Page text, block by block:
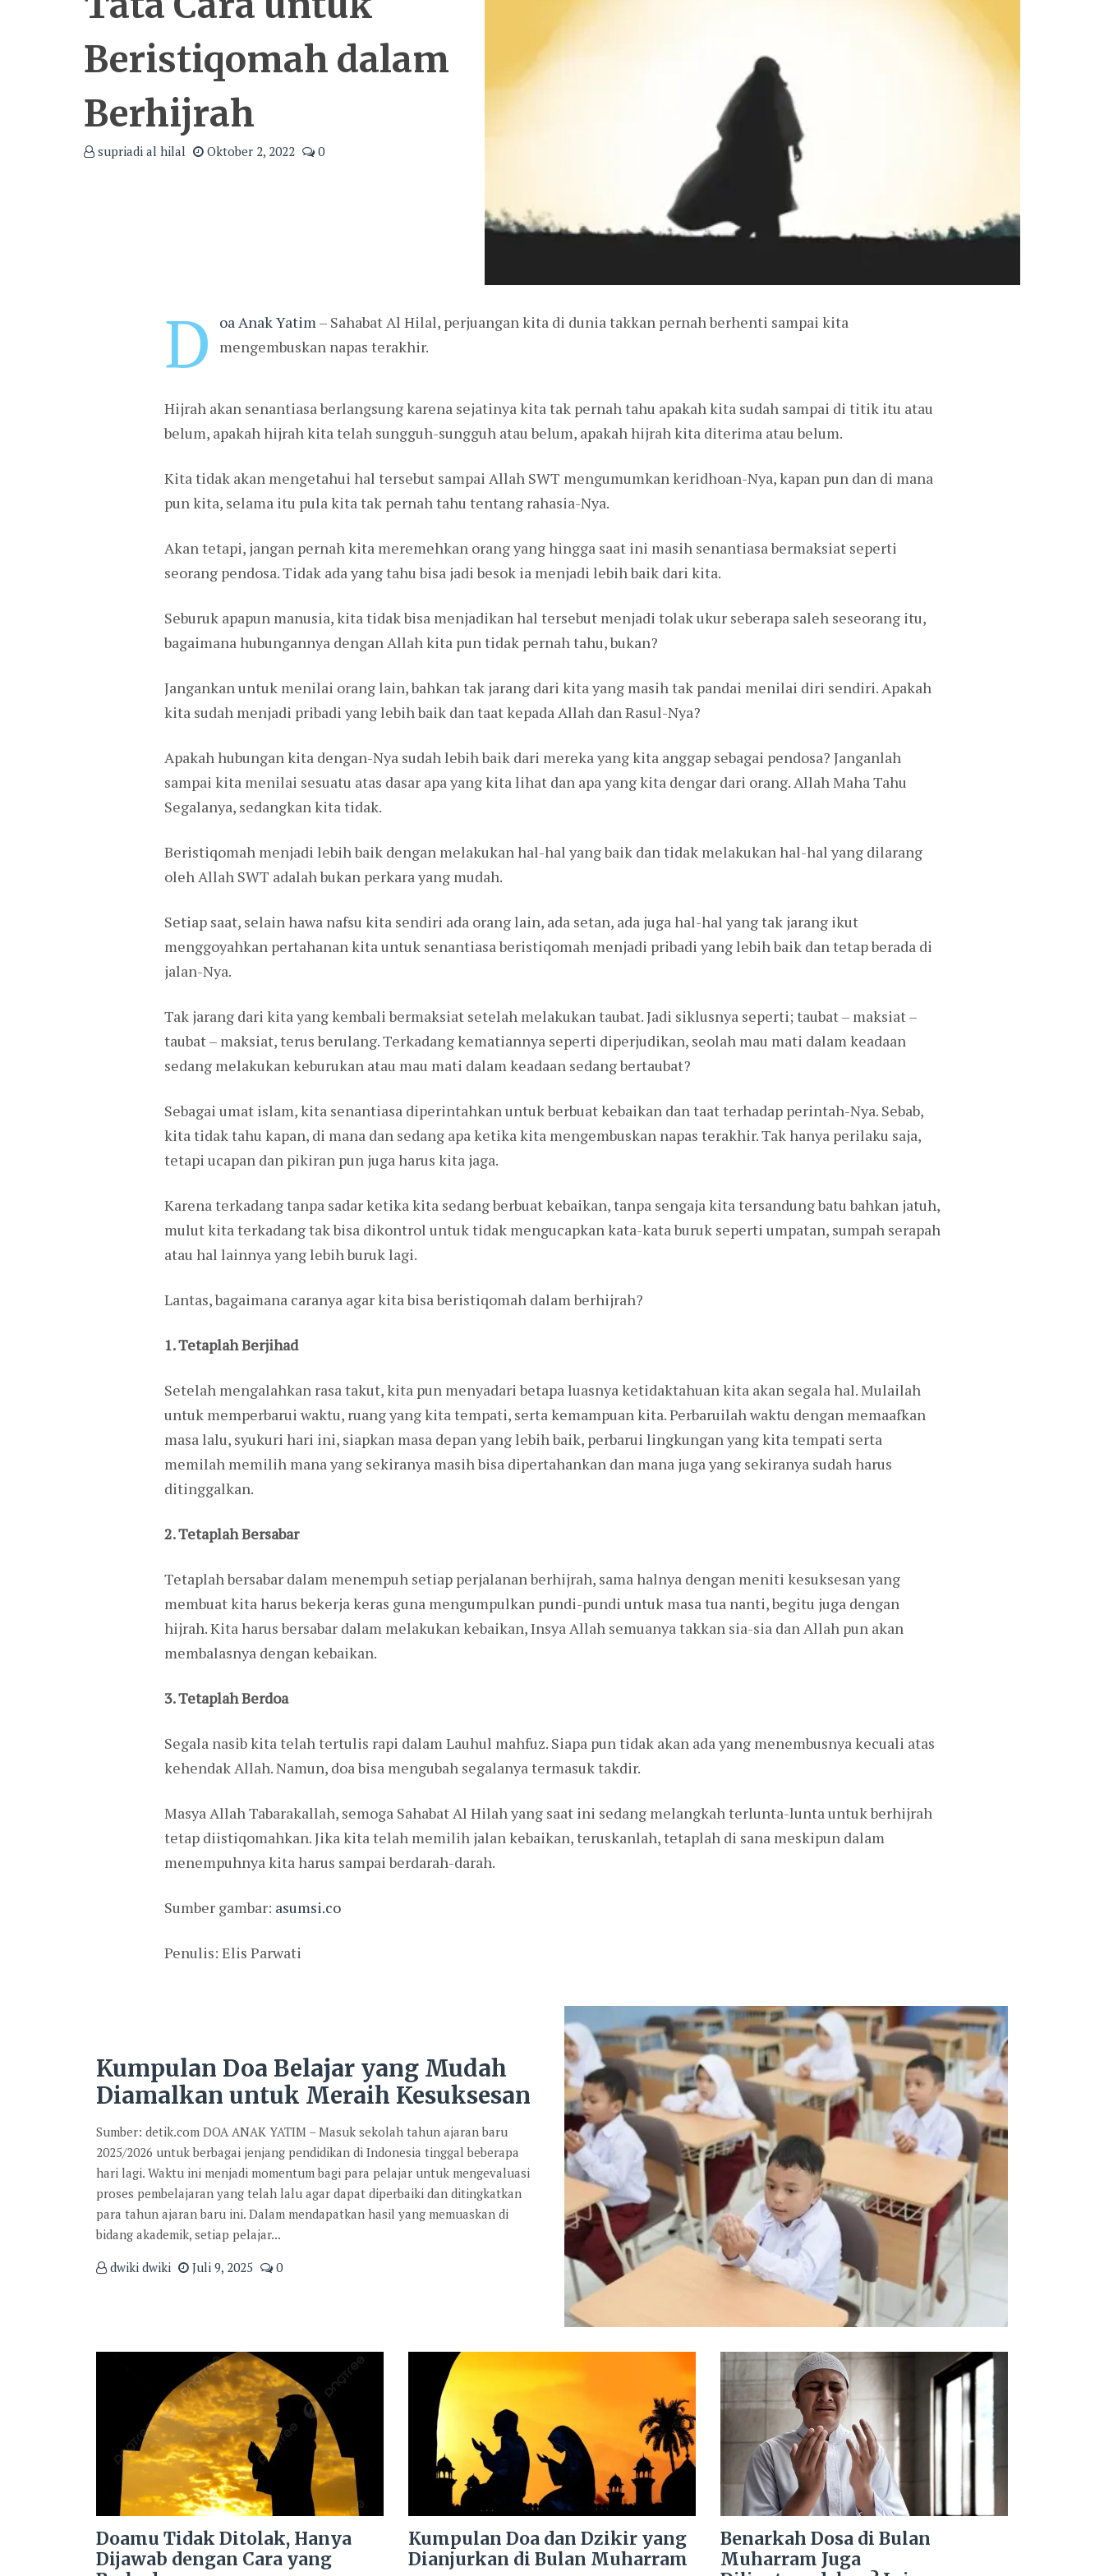
Beristiqomah dalam
Berhijrah
supriadi al hilal Oktober 2, 2022 0
D oa Anak Yatim – Sahabat Al Hilal, perjuangan kita di dunia takkan pernah berhenti sampai kita
mengembuskan napas terakhir.
Hijrah akan senantiasa berlangsung karena sejatinya kita tak pernah tahu apakah kita sudah sampai di titik itu atau
belum, apakah hijrah kita telah sungguh-sungguh atau belum, apakah hijrah kita diterima atau belum.
Kita tidak akan mengetahui hal tersebut sampai Allah SWT mengumumkan keridhoan-Nya, kapan pun dan di mana
pun kita, selama itu pula kita tak pernah tahu tentang rahasia-Nya.
Akan tetapi, jangan pernah kita meremehkan orang yang hingga saat ini masih senantiasa bermaksiat seperti
seorang pendosa. Tidak ada yang tahu bisa jadi besok ia menjadi lebih baik dari kita.
Seburuk apapun manusia, kita tidak bisa menjadikan hal tersebut menjadi tolak ukur seberapa saleh seseorang itu,
bagaimana hubungannya dengan Allah kita pun tidak pernah tahu, bukan?
Jangankan untuk menilai orang lain, bahkan tak jarang dari kita yang masih tak pandai menilai diri sendiri. Apakah
kita sudah menjadi pribadi yang lebih baik dan taat kepada Allah dan Rasul-Nya?
Apakah hubungan kita dengan-Nya sudah lebih baik dari mereka yang kita anggap sebagai pendosa? Janganlah
sampai kita menilai sesuatu atas dasar apa yang kita lihat dan apa yang kita dengar dari orang. Allah Maha Tahu
Segalanya, sedangkan kita tidak.
Beristiqomah menjadi lebih baik dengan melakukan hal-hal yang baik dan tidak melakukan hal-hal yang dilarang
oleh Allah SWT adalah bukan perkara yang mudah.
Setiap saat, selain hawa nafsu kita sendiri ada orang lain, ada setan, ada juga hal-hal yang tak jarang ikut
menggoyahkan pertahanan kita untuk senantiasa beristiqomah menjadi pribadi yang lebih baik dan tetap berada di
jalan-Nya.
Tak jarang dari kita yang kembali bermaksiat setelah melakukan taubat. Jadi siklusnya seperti; taubat – maksiat –
taubat – maksiat, terus berulang. Terkadang kematiannya seperti diperjudikan, seolah mau mati dalam keadaan
sedang melakukan keburukan atau mau mati dalam keadaan sedang bertaubat?
Sebagai umat islam, kita senantiasa diperintahkan untuk berbuat kebaikan dan taat terhadap perintah-Nya. Sebab,
kita tidak tahu kapan, di mana dan sedang apa ketika kita mengembuskan napas terakhir. Tak hanya perilaku saja,
tetapi ucapan dan pikiran pun juga harus kita jaga.
Karena terkadang tanpa sadar ketika kita sedang berbuat kebaikan, tanpa sengaja kita tersandung batu bahkan jatuh,
mulut kita terkadang tak bisa dikontrol untuk tidak mengucapkan kata-kata buruk seperti umpatan, sumpah serapah
atau hal lainnya yang lebih buruk lagi.
Lantas, bagaimana caranya agar kita bisa beristiqomah dalam berhijrah?
1. Tetaplah Berjihad
Setelah mengalahkan rasa takut, kita pun menyadari betapa luasnya ketidaktahuan kita akan segala hal. Mulailah
untuk memperbarui waktu, ruang yang kita tempati, serta kemampuan kita. Perbaruilah waktu dengan memaafkan
masa lalu, syukuri hari ini, siapkan masa depan yang lebih baik, perbarui lingkungan yang kita tempati serta
memilah memilih mana yang sekiranya masih bisa dipertahankan dan mana juga yang sekiranya sudah harus
ditinggalkan.
2. Tetaplah Bersabar
Tetaplah bersabar dalam menempuh setiap perjalanan berhijrah, sama halnya dengan meniti kesuksesan yang
membuat kita harus bekerja keras guna mengumpulkan pundi-pundi untuk masa tua nanti, begitu juga dengan
hijrah. Kita harus bersabar dalam melakukan kebaikan, Insya Allah semuanya takkan sia-sia dan Allah pun akan
membalasnya dengan kebaikan.
3. Tetaplah Berdoa
Segala nasib kita telah tertulis rapi dalam Lauhul mahfuz. Siapa pun tidak akan ada yang menembusnya kecuali atas
kehendak Allah. Namun, doa bisa mengubah segalanya termasuk takdir.
Masya Allah Tabarakallah, semoga Sahabat Al Hilah yang saat ini sedang melangkah terlunta-lunta untuk berhijrah
tetap diistiqomahkan. Jika kita telah memilih jalan kebaikan, teruskanlah, tetaplah di sana meskipun dalam
menempuhnya kita harus sampai berdarah-darah.
Sumber gambar: asumsi.co
Penulis: Elis Parwati
Kumpulan Doa Belajar yang Mudah
Diamalkan untuk Meraih Kesuksesan
Sumber: detik.com DOA ANAK YATIM – Masuk sekolah tahun ajaran baru
2025/2026 untuk berbagai jenjang pendidikan di Indonesia tinggal beberapa
hari lagi. Waktu ini menjadi momentum bagi para pelajar untuk mengevaluasi
proses pembelajaran yang telah lalu agar dapat diperbaiki dan ditingkatkan
para tahun ajaran baru ini. Dalam mendapatkan hasil yang memuaskan di
bidang akademik, setiap pelajar...
dwiki dwiki
Juli 9, 2025 0
Doamu Tidak Ditolak, Hanya
Dijawab dengan Cara yang
Kumpulan Doa dan Dzikir yang
Dianjurkan di Bulan Muharram
Benarkah Dosa di Bulan
Muharram Juga